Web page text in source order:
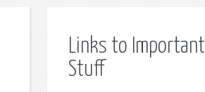
Links to Important
Stuff